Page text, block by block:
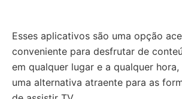
Esses aplicativos são uma opção
conveniente para desfrutar de
em qualquer lugar e a qualquer
uma alternativa atraente para as